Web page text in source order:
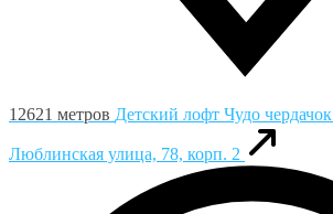
12621 метров Детский лофт Чудо чердачок
Люблинская улица, 78, корп. 2